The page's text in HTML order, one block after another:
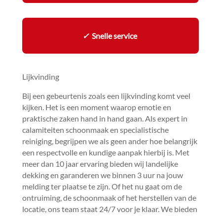
✓Snelle service
Lijkvinding
Bij een gebeurtenis zoals een lijkvinding komt veel
kijken.​ Het is een moment waarop emotie en
praktische zaken hand in hand gaan.​ Als expert in
calamiteiten schoonmaak en specialistische
reiniging, begrijpen we als geen ander hoe belangrijk
een respectvolle en kundige aanpak hierbij is.​ Met
meer dan 10 jaar ervaring bieden wij landelijke
dekking en garanderen we binnen 3 uur na jouw
melding ter plaatse te zijn.​ Of het nu gaat om de
ontruiming, de schoonmaak of het herstellen van de
locatie, ons team staat 24/7 voor je klaar.​ We bieden